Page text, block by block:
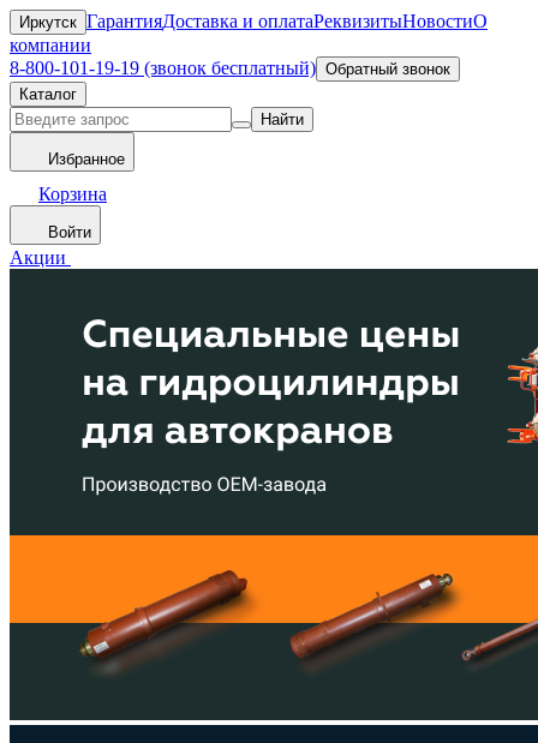
Иркутск ГарантияДоставка и оплатаРеквизитыНовостиО
компании
8-800-101-19-19 (звонок бесплатный) Обратный звонок
Каталог
Найти
Избранное
Корзина
Войти
Акции